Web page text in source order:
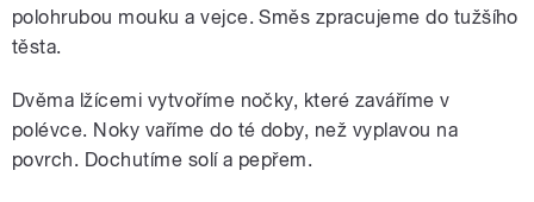
polohrubou mouku a vejce. Směs zpracujeme do tužšího
těsta.
Dvěma lžícemi vytvoříme nočky, které zaváříme v
polévce. Noky vaříme do té doby, než vyplavou na
povrch. Dochutíme solí a pepřem.